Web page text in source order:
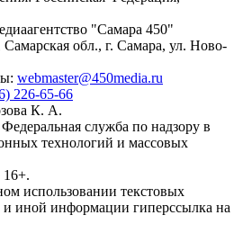
"Самара 450"
обл., г. Самара, ул. Ново-
webmaster@450media.ru
226-65-66
К. А.
служба по надзору в
технологий и массовых
16+.
использовании текстовых
и иной информации гиперссылка на